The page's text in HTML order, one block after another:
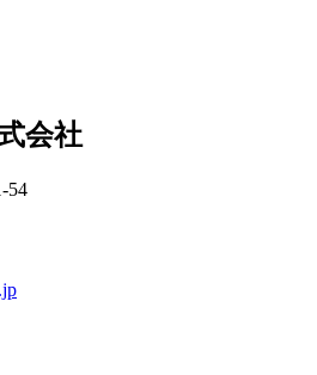
会社
54